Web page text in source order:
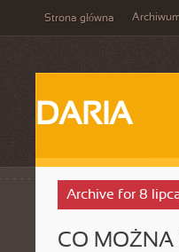
Strona główna
DARIA
Archive for 8
CO MOŻNA